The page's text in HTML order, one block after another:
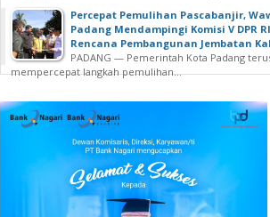
Percepat Pemulihan Pascabanjir,
Padang Mendampingi Komisi V DPR
Rencana Pembangunan Jembatan
PADANG — Pemerintah Kota Padang
mempercepat langkah pemulihan...